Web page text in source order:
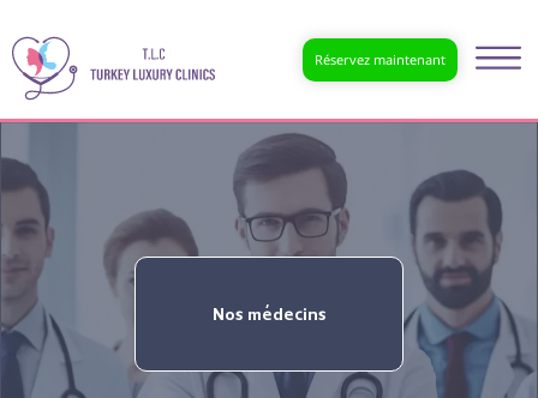
Réservez maintenant
Nos médecins